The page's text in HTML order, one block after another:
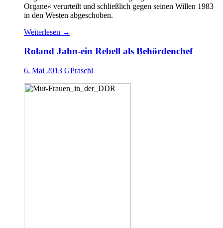
Organe« verurteilt und schließlich gegen seinen Willen 1983
in den Westen abgeschoben.
Weiterlesen →
Roland Jahn-ein Rebell als Behördenchef
6. Mai 2013 GPraschl